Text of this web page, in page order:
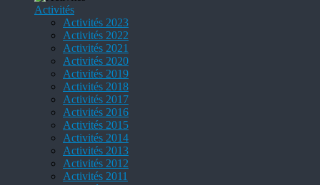
Activités
Activités 2023
Activités 2022
Activités 2021
Activités 2020
Activités 2019
Activités 2018
Activités 2017
Activités 2016
Activités 2015
Activités 2014
Activités 2013
Activités 2012
Activités 2011